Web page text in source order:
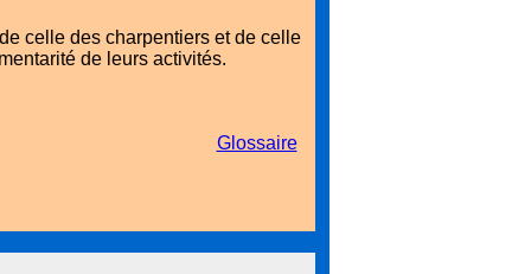
celle des charpentiers et de celle
de leurs activités.
Glossaire